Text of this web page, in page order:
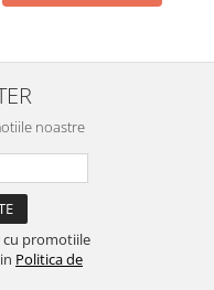
noastre
cu promotiile
Politica de